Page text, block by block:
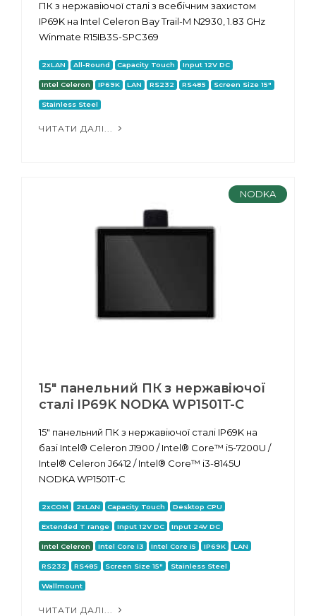
ПК з нержавіючої сталі з всебічним захистом
IP69K на Intel Celeron Bay Trail-M N2930, 1.83 GHz
Winmate R15IB3S-SPC369
2xLAN All-Round Capacity Touch Input 12V DC
Intel Celeron IP69K LAN RS232 RS485 Screen Size 15"
Stainless Steel
ЧИТАТИ ДАЛІ...
NODKA
15" панельний ПК з нержавіючої
сталі IP69K NODKA WP1501T-C
15" панельний ПК з нержавіючої сталі IP69K на
базі Intel® Celeron J1900 / Intel® Core™ i5-7200U /
Intel® Celeron J6412 / Intel® Core™ i3-8145U
NODKA WP1501T-C
2xCOM 2xLAN Capacity Touch Desktop CPU
Extended T range Input 12V DC Input 24V DC
Intel Celeron Intel Core i3 Intel Core i5 IP69K LAN
RS232 RS485 Screen Size 15" Stainless Steel
Wallmount
ЧИТАТИ ДАЛІ...